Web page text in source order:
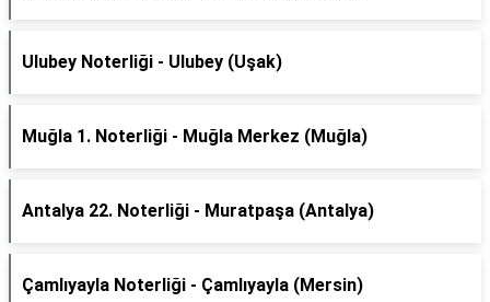
Ulubey Noterliği - Ulubey (Uşak)
Muğla 1. Noterliği - Muğla Merkez (Muğla)
Antalya 22. Noterliği - Muratpaşa (Antalya)
Çamlıyayla Noterliği - Çamlıyayla (Mersin)